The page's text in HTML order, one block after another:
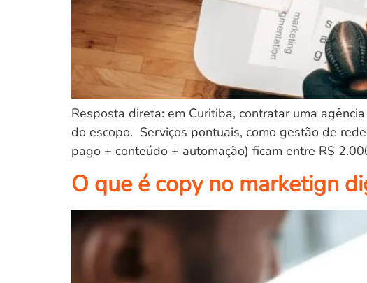
Resposta direta: em Curitiba, contratar uma
do escopo. Serviços pontuais, como gestão de
pago + conteúdo + automação) ficam entre R$
O que é copy no marketign